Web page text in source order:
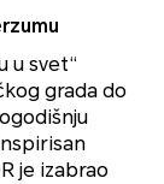
u svet“
grada do
je izabrao